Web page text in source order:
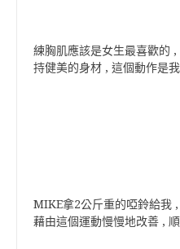
練胸肌應該是女生最喜歡的 ,
持健美的身材 , 這個動作是
MIKE拿2公斤重的啞鈴給我
藉由這個運動慢慢地改善 ,